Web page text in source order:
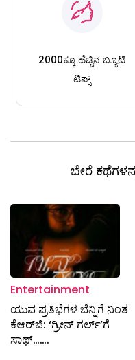
2000ಕ್ಕೂ ಹೆಚ್ಚಿನ ಬ್ಯೂಟಿ
ಟಿಪ್ಸ್
ಬೇರೆ
Entertainment
ಯುವ ಪ್ರತಿಭೆಗಳ ಬೆನ್ನಿಗೆ ನಿಂತ
ಕೆಆರ್‌ಜಿ: ‘ಗ್ರೀನ್ ಗರ್ಲ್‌’ಗೆ
ಸಾಥ್…….